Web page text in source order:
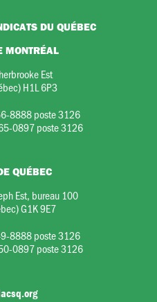
DU QUÉBEC
MONTRÉAL
Est
H1L 6P3
8888 poste 3126
0897 poste 3126
QUÉBEC
Est, bureau 100
G1K 9E7
8888 poste 3126
0897 poste 3126